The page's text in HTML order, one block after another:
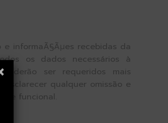
informaÃ§Ãµes recebidas da
os dados necessários à
ser requeridos mais
esclarecer qualquer omissão e
e funcional.